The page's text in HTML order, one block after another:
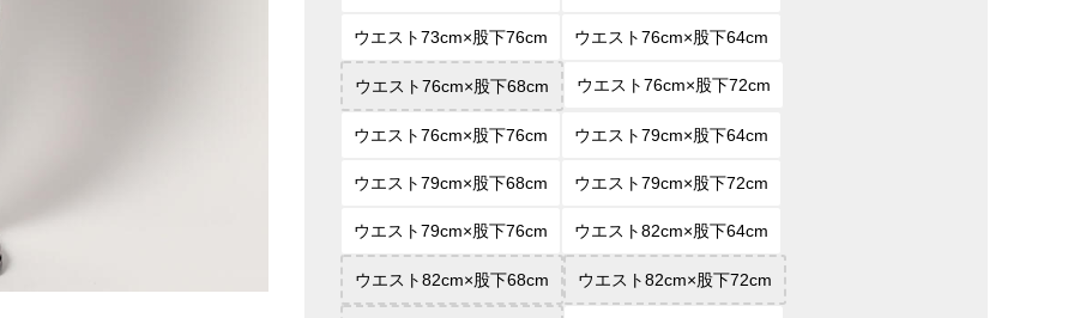
ウエスト73cm×股下76cm ウエスト76cm×股下64cm
ウエスト76cm×股下68cm ウエスト76cm×股下72cm
ウエスト76cm×股下76cm ウエスト79cm×股下64cm
ウエスト79cm×股下68cm ウエスト79cm×股下72cm
ウエスト79cm×股下76cm ウエスト82cm×股下64cm
ウエスト82cm×股下68cm ウエスト82cm×股下72cm